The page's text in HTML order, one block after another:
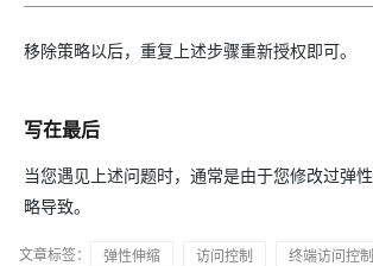
移除策略以后，重复上述步骤重新授权即可。
写在最后
当您遇见上述问题时，通常是由于您修改过弹
略导致。
文章标签： 弹性伸缩 访问控制
终端访问控